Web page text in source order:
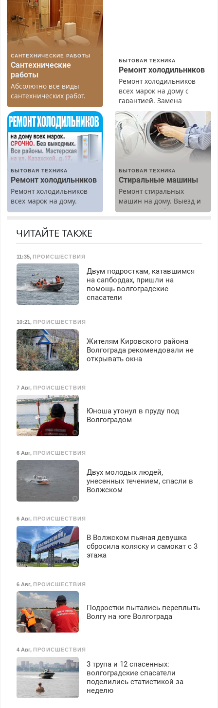
САНТЕХНИЧЕСКИЕ РАБОТЫ
Сантехнические
работы
Абсолютно все виды
сантехнических работ.
Быстро. Качественно.
Недорого.
БЫТОВАЯ ТЕХНИКА
Ремонт холодильников
Ремонт холодильников
всех марок на дому с
гарантией. Замена
резины. Качественно.
Недорого. Без выходных.
Все районы. Скидка.
Вызов бесплатный.
БЫТОВАЯ ТЕХНИКА
Ремонт холодильников
Ремонт холодильников
всех марок на дому.
БЫТОВАЯ ТЕХНИКА
Стиральные машины
Ремонт стиральных
машин на дому. Выезд и
диагностика бесплатно.
ЧИТАЙТЕ ТАКЖЕ
11:35, ПРОИСШЕСТВИЯ
Двум подросткам, катавшимся
на сапбордах, пришли на
помощь волгоградские
спасатели
10:21 , ПРОИСШЕСТВИЯ
Жителям Кировского района
Волгограда рекомендовали не
открывать окна
7 Авг, ПРОИСШЕСТВИЯ
Юноша утонул в пруду под
Волгоградом
6 Авг, ПРОИСШЕСТВИЯ
Двух молодых людей,
унесенных течением, спасли в
Волжском
6 Авг, ПРОИСШЕСТВИЯ
В Волжском пьяная девушка
сбросила коляску и самокат с 3
этажа
6 Авг, ПРОИСШЕСТВИЯ
Подростки пытались переплыть
Волгу на юге Волгограда
4 Авг, ПРОИСШЕСТВИЯ
3 трупа и 12 спасенных:
волгоградские спасатели
поделились статистикой за
неделю